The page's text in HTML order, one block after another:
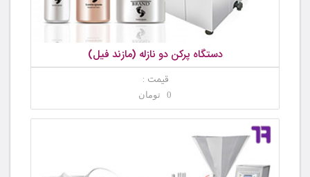
دستگاه پرکن دو نازله (مازند فیل)
قیمت :
0 تومان